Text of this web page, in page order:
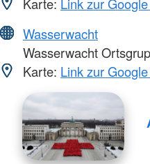
Wasserwacht
Wasserwacht
Karte: Link zur